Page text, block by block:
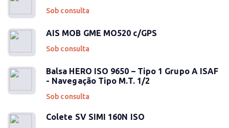
Sob consulta
AIS MOB GME MO520 c/GPS
Sob consulta
Balsa HERO ISO 9650 – Tipo 1 Grupo A ISAF
- Navegação Tipo M.T. 1/2
Sob consulta
Colete SV SIMI 160N ISO